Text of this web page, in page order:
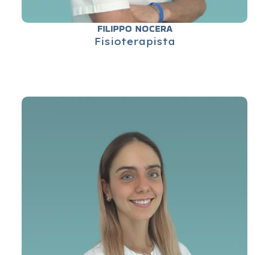
FILIPPO NOCERA
Fisioterapista